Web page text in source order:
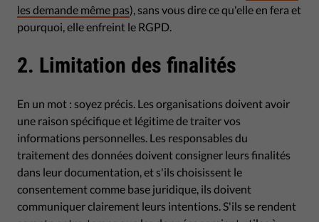
les demande même pas), sans vous dire ce qu'elle en fera et
pourquoi, elle enfreint le RGPD.
2. Limitation des finalités
En un mot : soyez précis. Les organisations doivent avoir
une raison spécifique et légitime de traiter vos
informations personnelles. Les responsables du
traitement des données doivent consigner leurs finalités
dans leur documentation, et s'ils choisissent le
consentement comme base juridique, ils doivent
communiquer clairement leurs intentions. S'ils se rendent